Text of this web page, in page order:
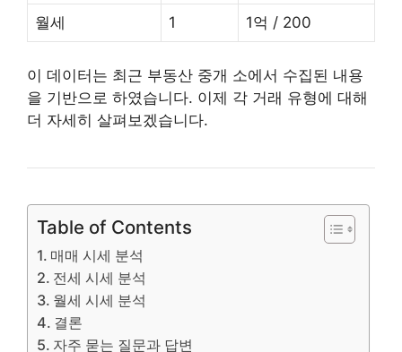
월세 1 1억 / 200
이 데이터는 최근 부동산 중개 소에서 수집된 내용
을 기반으로 하였습니다. 이제 각 거래 유형에 대해
더 자세히 살펴보겠습니다.
Table of Contents
매매 시세 분석
전세 시세 분석
월세 시세 분석
결론
자주 묻는 질문과 답변